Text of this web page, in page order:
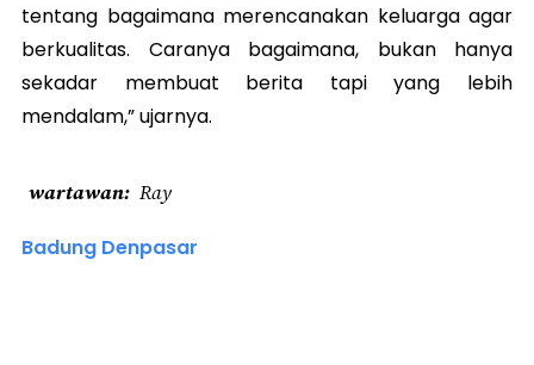
tentang bagaimana merencanakan keluarga agar
berkualitas. Caranya bagaimana, bukan hanya
sekadar membuat berita tapi yang lebih
mendalam,” ujarnya.
wartawan Ray
Badung Denpasar